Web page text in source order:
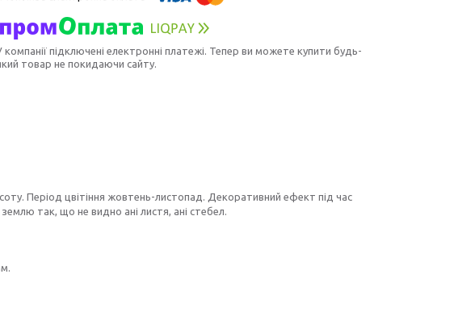
компанії підключені електронні платежі. Тепер ви можете купити будь-
товар не покидаючи сайту.
Період цвітіння жовтень-листопад. Декоративний ефект під час
землю так, що не видно ані листя, ані стебел.